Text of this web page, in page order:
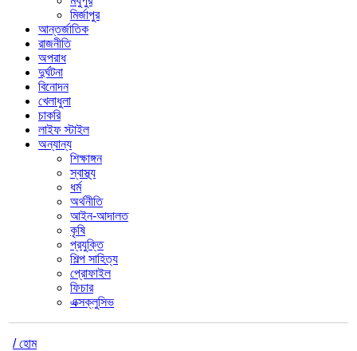
মির্জাপুর
আন্তর্জাতিক
রাজনীতি
অপরাধ
দুর্ঘটনা
বিনোদন
খেলাধুলা
চাকরি
লাইফ স্টাইল
অন্যান্য
শিক্ষাঙ্গন
স্বাস্থ্য
ধর্ম
অর্থনীতি
আইন-আদালত
কৃষি
প্রযুক্তি
শিল্প সাহিত্য
প্রোফাইল
ফিচার
এক্সক্লুসিভ
/ হোম